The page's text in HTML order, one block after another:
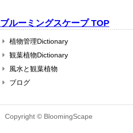
ブルーミングスケープ TOP
植物管理Dictionary
観葉植物Dictionary
風水と観葉植物
ブログ
Copyright © BloomingScape